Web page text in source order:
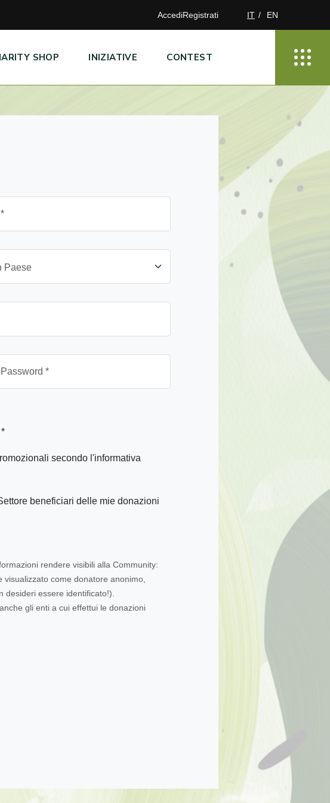
AccediRegistrati IT EN
SHOP INIZIATIVE CONTEST
Paese
*
secondo l'informativa
beneficiari delle mie donazioni
rendere visibili alla Community:
come donatore anonimo,
essere identificato!).
gli enti a cui effettui le donazioni